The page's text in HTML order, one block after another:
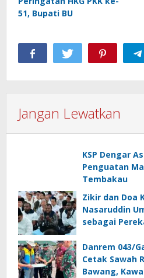
pos
51, Bupati BU
Jangan Lewatkan
KSP Dengar
Penguatan
Tembakau
Zikir dan Doa
Nasaruddin
sebagai
Danrem 043/
Cetak Sawah
Bawang,